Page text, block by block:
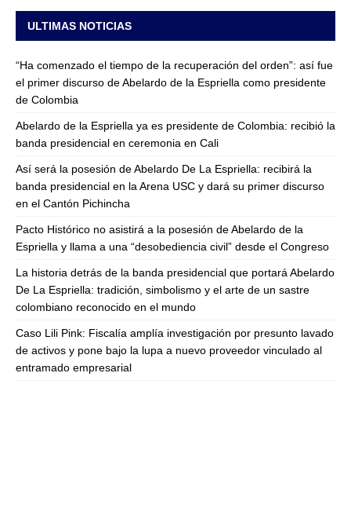
ULTIMAS NOTICIAS
“Ha comenzado el tiempo de la recuperación del orden”: así fue
el primer discurso de Abelardo de la Espriella como presidente
de Colombia
Abelardo de la Espriella ya es presidente de Colombia: recibió la
banda presidencial en ceremonia en Cali
Así será la posesión de Abelardo De La Espriella: recibirá la
banda presidencial en la Arena USC y dará su primer discurso
en el Cantón Pichincha
Pacto Histórico no asistirá a la posesión de Abelardo de la
Espriella y llama a una “desobediencia civil” desde el Congreso
La historia detrás de la banda presidencial que portará Abelardo
De La Espriella: tradición, simbolismo y el arte de un sastre
colombiano reconocido en el mundo
Caso Lili Pink: Fiscalía amplía investigación por presunto lavado
de activos y pone bajo la lupa a nuevo proveedor vinculado al
entramado empresarial